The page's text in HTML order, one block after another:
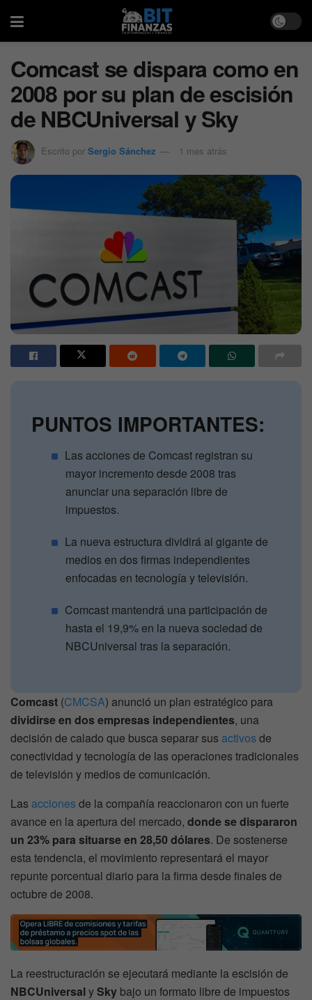
Comcast se dispara como en
2008 por su plan de escisión
de NBCUniversal y Sky
Escrito por Sergio Sánchez 1 mes atrás
PUNTOS IMPORTANTES:
Las acciones de Comcast registran su
mayor incremento desde 2008 tras
anunciar una separación libre de
impuestos.
La nueva estructura dividirá al gigante de
medios en dos firmas independientes
enfocadas en tecnología y televisión.
Comcast mantendrá una participación de
hasta el 19,9% en la nueva sociedad de
NBCUniversal tras la separación.
Comcast (CMCSA) anunció un plan estratégico para
dividirse en dos empresas independientes, una
decisión de calado que busca separar sus activosde
conectividad y tecnología de las operaciones tradicionales
de televisión y medios de comunicación.
Las accionesde la compañía reaccionaron con un fuerte
avance en la apertura del mercado, donde se dispararon
un 23% para situarse en 28,50 dólares. De sostenerse
esta tendencia, el movimiento representará el mayor
repunte porcentual diario para la firma desde finales de
octubre de 2008.
La reestructuración se ejecutará mediante la escisión de
NBCUniversalySky bajo un formato libre de impuestos